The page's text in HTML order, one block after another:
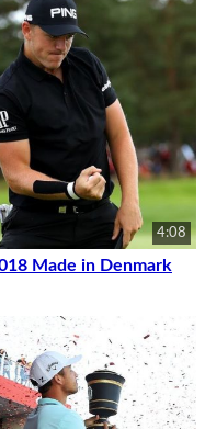
4:08
Made in Denmark